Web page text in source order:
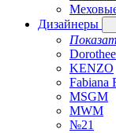
Дизайнеры
KENZO
Fabiana
MSGM
MWM
№21